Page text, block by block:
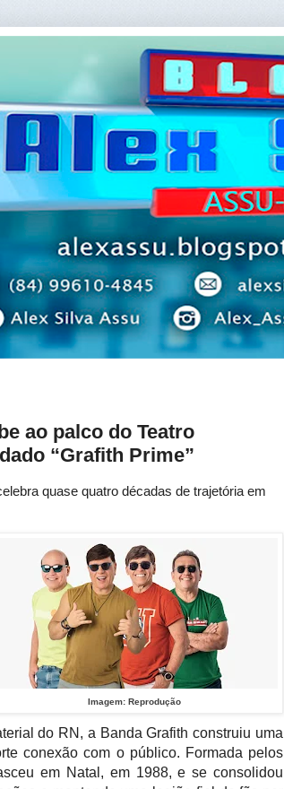
ao palco do Teatro
“Grafith Prime”
quase quatro décadas de trajetória em
Imagem: Reprodução
do RN, a Banda Grafith construiu uma
conexão com o público. Formada pelos
em Natal, em 1988, e se consolidou